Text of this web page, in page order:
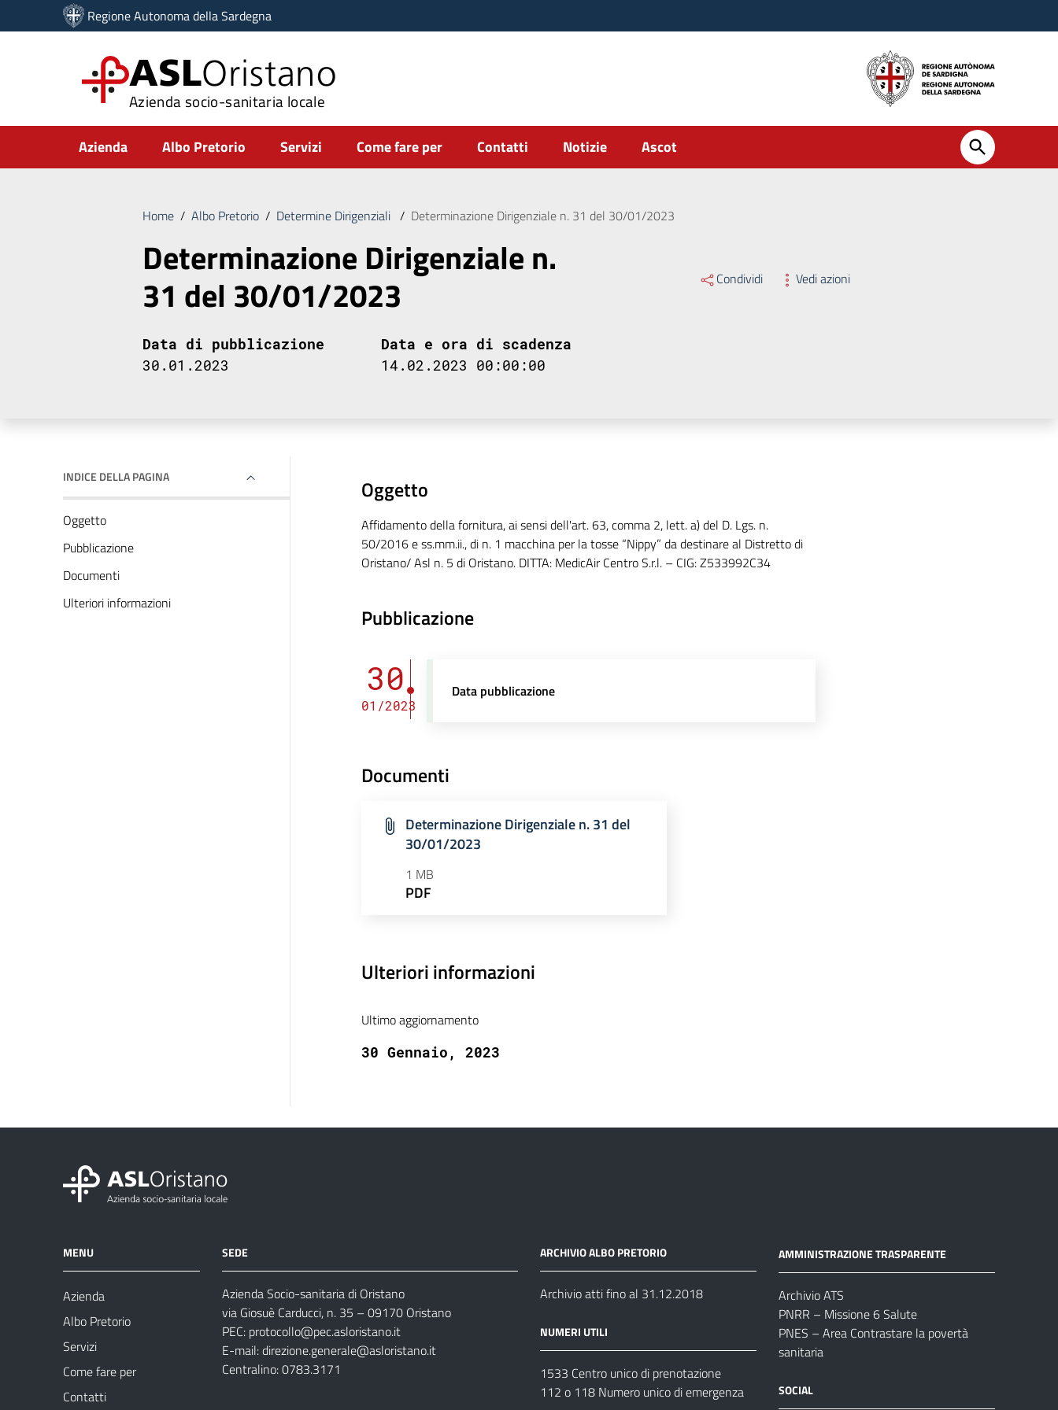
Vai ai contenuti
Vai al menu di navigazione
Regione Autonoma della Sardegna
ASLOristano
Azienda socio-sanitaria locale
Submenu
Azienda Albo Pretorio Servizi Come fare per Contatti Notizie Ascot
Home / Albo Pretorio / Determine Dirigenziali / Determinazione Dirigenziale n. 31 del 30/01/2023
Determinazione Dirigenziale n.
31 del 30/01/2023 Condividi Vedi azioni
Data di pubblicazione
30.01.2023
Data e ora di scadenza
14.02.2023 00:00:00
INDICE DELLA PAGINA
Oggetto
Pubblicazione
Documenti
Ulteriori informazioni
Oggetto
Affidamento della fornitura, ai sensi dell'art. 63, comma 2, lett. a) del D. Lgs. n.
50/2016 e ss.mm.ii., di n. 1 macchina per la tosse “Nippy” da destinare al Distretto di
Oristano/ Asl n. 5 di Oristano. DITTA: MedicAir Centro S.r.l. – CIG: Z533992C34
Pubblicazione
30
01/2023
Data pubblicazione
Documenti
Determinazione Dirigenziale n. 31 del
30/01/2023
1 MB
PDF
Ulteriori informazioni
Ultimo aggiornamento
30 Gennaio, 2023
MENU
Azienda
Albo Pretorio
Servizi
Come fare per
Contatti
SEDE
Azienda Socio-sanitaria di Oristano
via Giosuè Carducci, n. 35 – 09170 Oristano
PEC: protocollo@pec.asloristano.it
E-mail:direzione.generale@asloristano.it
Centralino: 0783.3171
ARCHIVIO ALBO PRETORIO
Archivio atti fino al 31.12.2018
NUMERI UTILI
1533 Centro unico di prenotazione
112 o 118 Numero unico di emergenza
AMMINISTRAZIONE TRASPARENTE
Archivio ATS
PNRR – Missione 6 Salute
PNES – Area Contrastare la povertà
sanitaria
SOCIAL